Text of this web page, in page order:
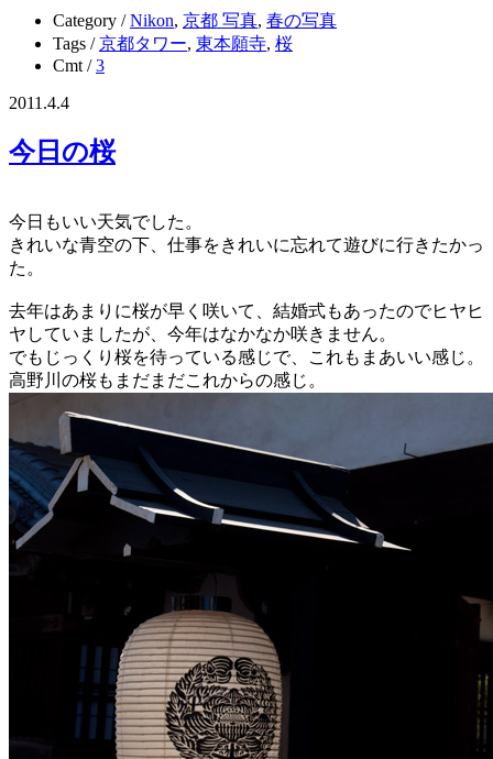
Category /Nikon, 京都 写真, 春の写真
Tags /京都タワー, 東本願寺, 桜
Cmt /3
2011.4.4
今日の桜
今日もいい天気でした。
きれいな青空の下、仕事をきれいに忘れて遊びに行きたかっ
た。
去年はあまりに桜が早く咲いて、結婚式もあったのでヒヤヒ
ヤしていましたが、今年はなかなか咲きません。
でもじっくり桜を待っている感じで、これもまあいい感じ。
高野川の桜もまだまだこれからの感じ。